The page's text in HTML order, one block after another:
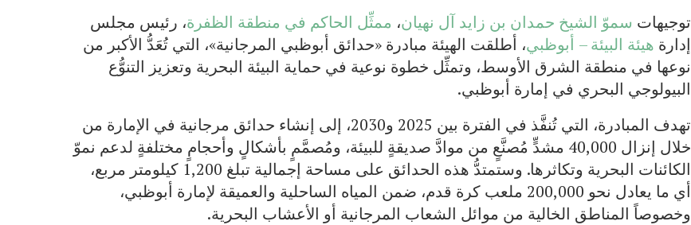
توجيهات سموّ الشيخ حمدان بن زايد آل نهيان، ممثِّل الحاكم في منطقة الظفرة، رئيس مجلس
إدارة هيئة البيئة – أبوظبي، أطلقت الهيئة مبادرة «حدائق أبوظبي المرجانية»، التي تُعَدُّ الأكبر من
نوعها في منطقة الشرق الأوسط، وتمثِّل خطوة نوعية في حماية البيئة البحرية وتعزيز التنوُّع
البيولوجي البحري في إمارة أبوظبي.
تهدف المبادرة، التي تُنفَّذ في الفترة بين 2025 و2030، إلى إنشاء حدائق مرجانية في الإمارة من
خلال إنزال 40,000 مشدٍّ مُصنَّعٍ من موادَّ صديقةٍ للبيئة، ومُصمَّمٍ بأشكالٍ وأحجامٍ مختلفةٍ لدعم نموّ
الكائنات البحرية وتكاثرها. وستمتدُّ هذه الحدائق على مساحة إجمالية تبلغ 1,200 كيلومتر مربع،
أي ما يعادل نحو 200,000 ملعب كرة قدم، ضمن المياه الساحلية والعميقة لإمارة أبوظبي،
وخصوصاً المناطق الخالية من موائل الشعاب المرجانية أو الأعشاب البحرية.